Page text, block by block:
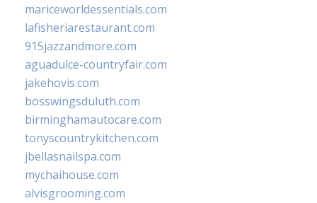
mariceworldessentials.com
lafisheriarestaurant.com
915jazzandmore.com
aguadulce-countryfair.com
jakehovis.com
bosswingsduluth.com
birminghamautocare.com
tonyscountrykitchen.com
jbellasnailspa.com
mychaihouse.com
alvisgrooming.com